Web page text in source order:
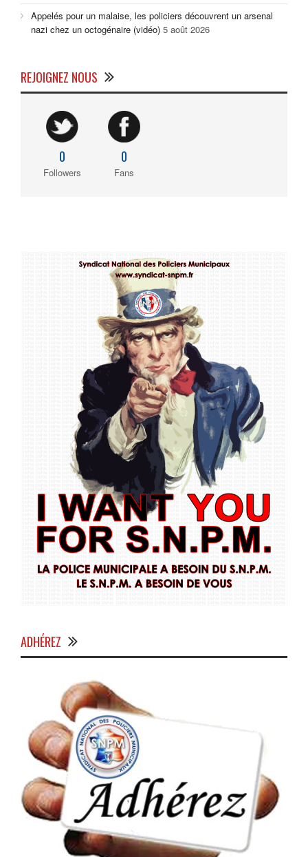
Appelés pour un malaise, les policiers découvrent un arsenal
nazi chez un octogénaire (vidéo) 5 août 2026
REJOIGNEZ NOUS
0
Followers
0
Fans
ADHÉREZ